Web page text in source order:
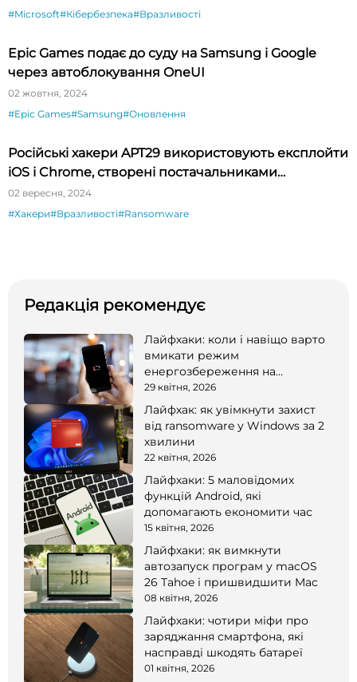
#Microsoft#Кібербезпека#Вразливості
Epic Games подає до суду на Samsung і Google
через автоблокування OneUI
02 жовтня, 2024
#Epic Games#Samsung#Оновлення
Російські хакери APT29 використовують експлойти
iOS і Chrome, створені постачальниками
шпигунського ПЗ
02 вересня, 2024
#Хакери#Вразливості#Ransomware
Редакція рекомендує
Лайфхаки: коли і навіщо варто
вмикати режим
енергозбереження на
смартфоні
29 квітня, 2026
Лайфхак: як увімкнути захист
від ransomware у Windows за 2
хвилини
22 квітня, 2026
Лайфхаки: 5 маловідомих
функцій Android, які
допомагають економити час
15 квітня, 2026
Лайфхаки: як вимкнути
автозапуск програм у macOS
26 Tahoe і пришвидшити Mac
08 квітня, 2026
Лайфхаки: чотири міфи про
заряджання смартфона, які
насправді шкодять батареї
01 квітня, 2026